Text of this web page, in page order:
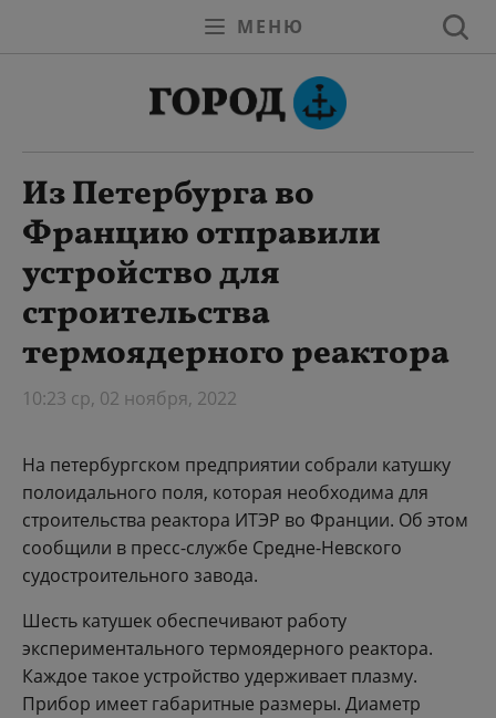
МЕНЮ
Из Петербурга во
Францию отправили
устройство для
строительства
термоядерного реактора
10:23 ср, 02 ноября, 2022
На петербургском предприятии собрали катушку
полоидального поля, которая необходима для
строительства реактора ИТЭР во Франции. Об этом
сообщили в пресс-службе Средне-Невского
судостроительного завода.
Шесть катушек обеспечивают работу
экспериментального термоядерного реактора.
Каждое такое устройство удерживает плазму.
Прибор имеет габаритные размеры. Диаметр